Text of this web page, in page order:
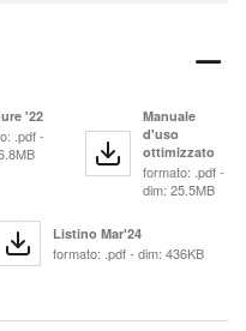
'22
.pdf -
Manuale
d'uso
ottimizzato
formato: .pdf -
dim: 25.5MB
Listino Mar'24
formato: .pdf - dim: 436KB